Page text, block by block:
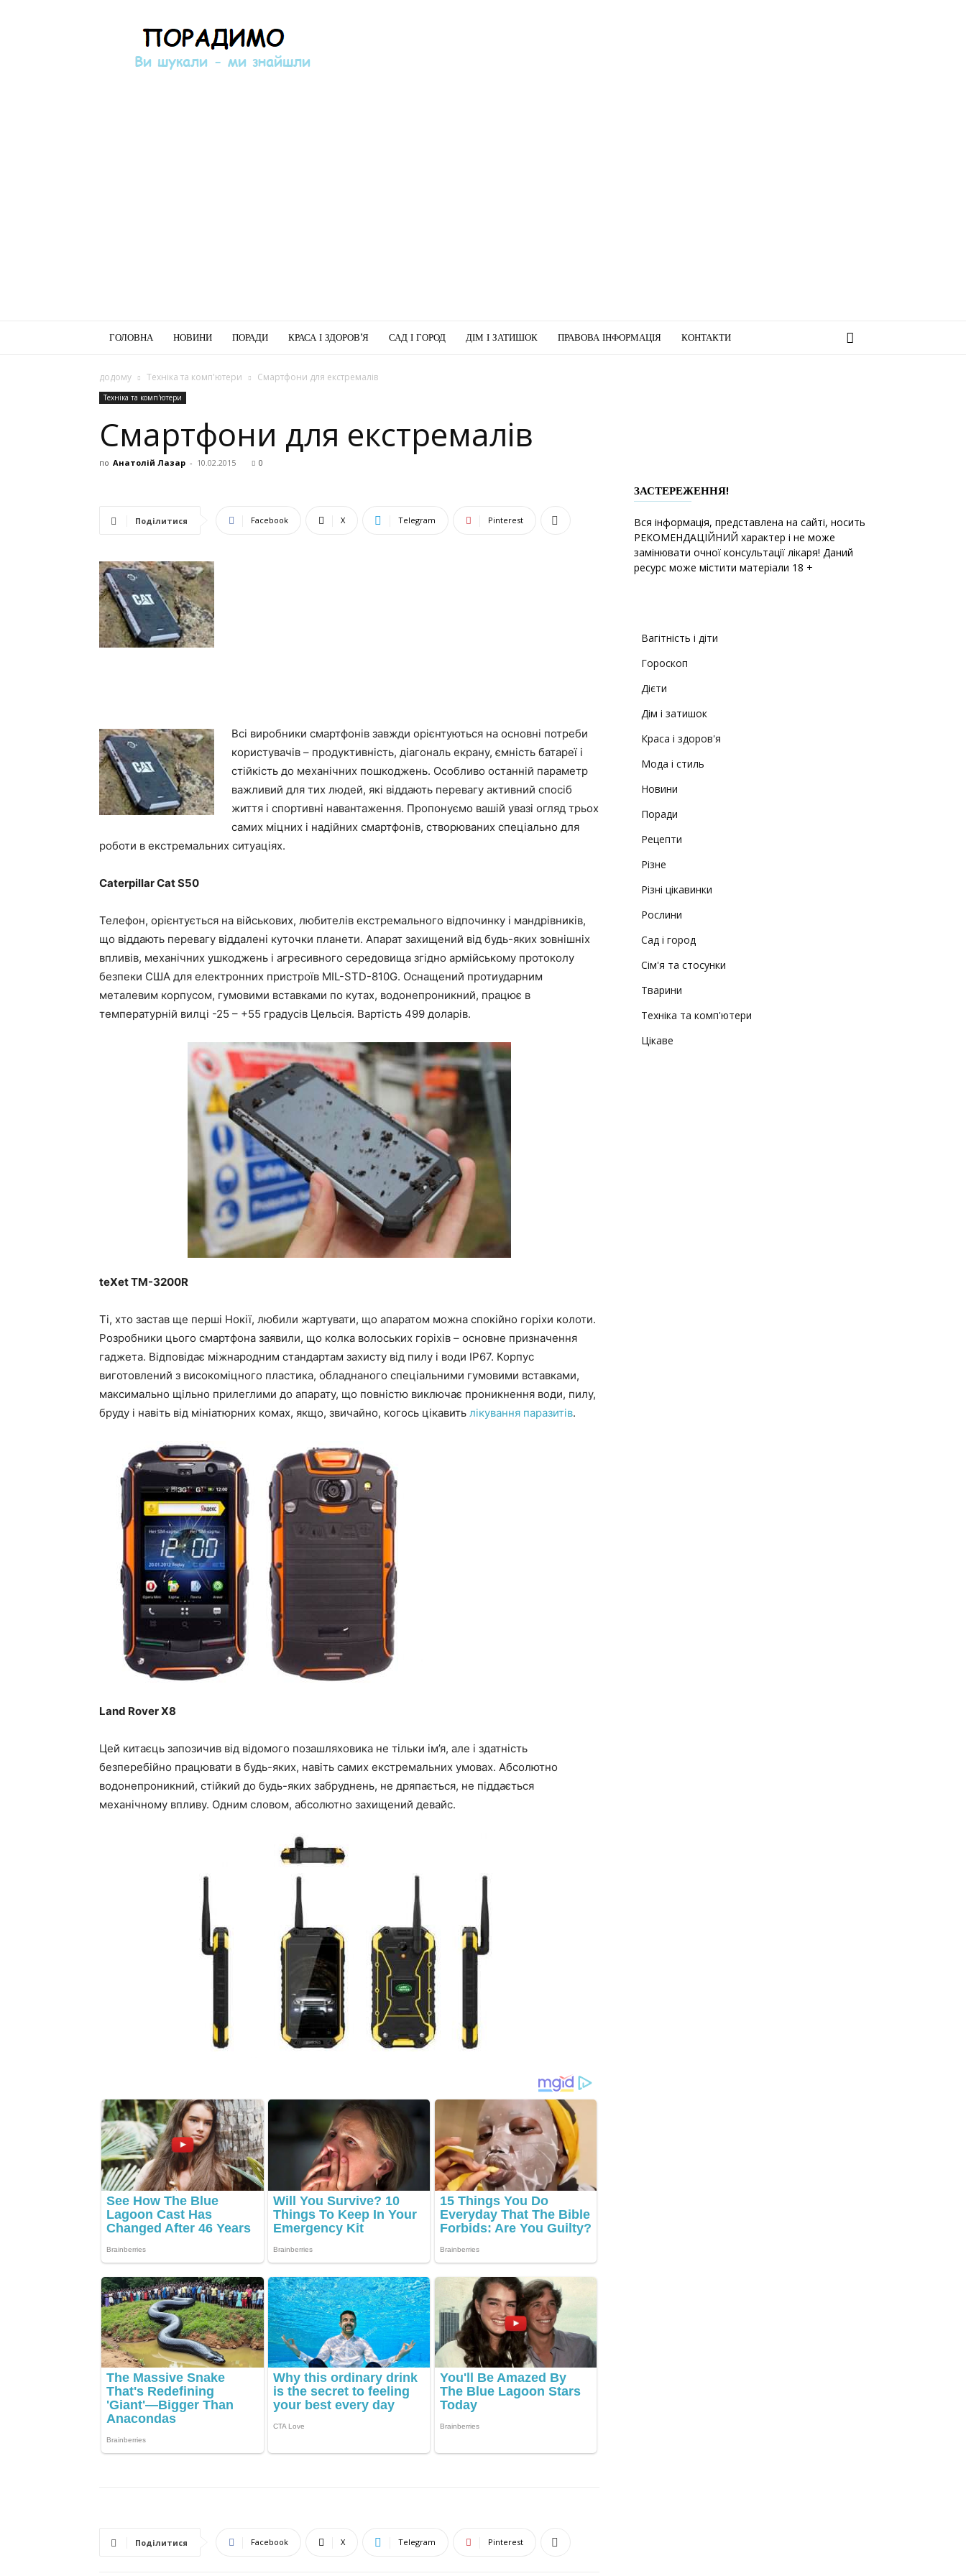
Порадимо
ГОЛОВНА НОВИНИ ПОРАДИ КРАСА І ЗДОРОВ’Я САД І ГОРОД ДІМ І ЗАТИШОК ПРАВОВА ІНФОРМАЦІЯ КОНТАКТИ
додому Техніка та комп'ютери Смартфони для екстремалів
Техніка та комп'ютери
Смартфони для екстремалів
по Анатолій Лазар - 10.02.2015 0
Поділитися Facebook X Telegram Pinterest
Всі виробники смартфонів завжди орієнтуються на основні потреби
користувачів – продуктивність, діагональ екрану, ємність батареї і
стійкість до механічних пошкоджень. Особливо останній параметр
важливий для тих людей, які віддають перевагу активний спосіб
життя і спортивні навантаження. Пропонуємо вашій увазі огляд трьох
самих міцних і надійних смартфонів, створюваних спеціально для
роботи в екстремальних ситуаціях.
Caterpillar Cat S50
Телефон, орієнтується на військових, любителів екстремального відпочинку і мандрівників,
що віддають перевагу віддалені куточки планети. Апарат захищений від будь-яких зовнішніх
впливів, механічних ушкоджень і агресивного середовища згідно армійському протоколу
безпеки США для електронних пристроїв MIL-STD-810G. Оснащений протиударним
металевим корпусом, гумовими вставками по кутах, водонепроникний, працює в
температурній вилці -25 – +55 градусів Цельсія. Вартість 499 доларів.
teXet TM-3200R
Ті, хто застав ще перші Нокії, любили жартувати, що апаратом можна спокійно горіхи колоти.
Розробники цього смартфона заявили, що колка волоських горіхів – основне призначення
гаджета. Відповідає міжнародним стандартам захисту від пилу і води IP67. Корпус
виготовлений з високоміцного пластика, обладнаного спеціальними гумовими вставками,
максимально щільно прилеглими до апарату, що повністю виключає проникнення води, пилу,
бруду і навіть від мініатюрних комах, якщо, звичайно, когось цікавить лікування паразитів.
Land Rover X8
Цей китаєць запозичив від відомого позашляховика не тільки ім’я, але і здатність
безперебійно працювати в будь-яких, навіть самих екстремальних умовах. Абсолютно
водонепроникний, стійкий до будь-яких забруднень, не дряпається, не піддається
механічному впливу. Одним словом, абсолютно захищений девайс.
Поділитися Facebook X Telegram Pinterest
ЗАСТЕРЕЖЕННЯ!
Вся інформація, представлена на сайті, носить
РЕКОМЕНДАЦІЙНИЙ характер і не може
замінювати очної консультації лікаря! Даний
ресурс може містити матеріали 18 +
Вагітність і діти
Гороскоп
Дієти
Дім і затишок
Краса і здоров'я
Мода і стиль
Новини
Поради
Рецепти
Різне
Різні цікавинки
Рослини
Сад і город
Сім'я та стосунки
Тварини
Техніка та комп'ютери
Цікаве